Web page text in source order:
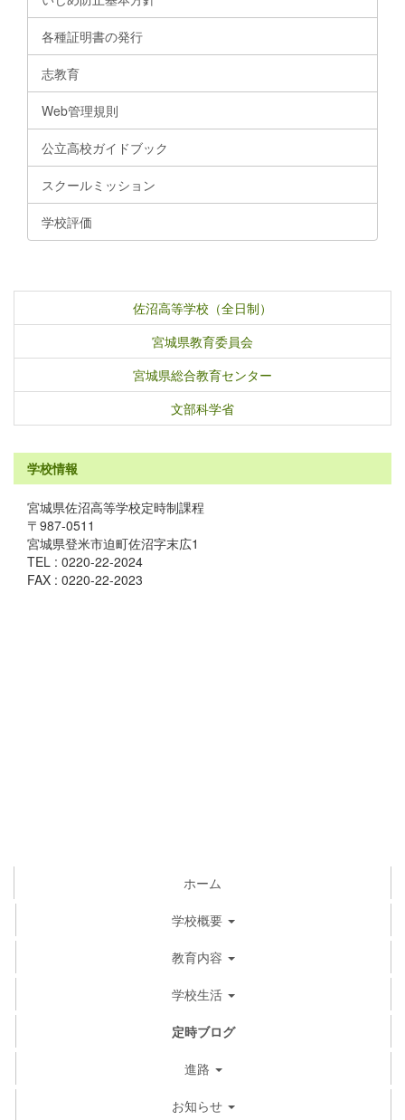
各種証明書の発行
志教育
Web管理規則
公立高校ガイドブック
スクールミッション
学校評価
佐沼高等学校（全日制）
宮城県教育委員会
宮城県総合教育センター
文部科学省
学校情報
宮城県佐沼高等学校定時制課程
〒987-0511
宮城県登米市迫町佐沼字末広1
TEL : 0220-22-2024
FAX : 0220-22-2023
ホーム
学校概要
教育内容
学校生活
定時ブログ
進路
お知らせ